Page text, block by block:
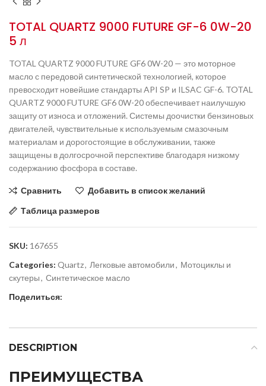
TOTAL QUARTZ 9000 FUTURE GF-6 0W-20
5 л
TOTAL QUARTZ 9000 FUTURE GF6 0W-20 — это моторное
масло с передовой синтетической технологией, которое
превосходит новейшие стандарты API SP и ILSAC GF-6. TOTAL
QUARTZ 9000 FUTURE GF6 0W-20 обеспечивает наилучшую
защиту от износа и отложений. Системы доочистки бензиновых
двигателей, чувствительные к используемым смазочным
материалам и дорогостоящие в обслуживании, также
защищены в долгосрочной перспективе благодаря низкому
содержанию фосфора в составе.
Сравнить
Добавить в список желаний
Таблица размеров
SKU: 167655
Categories: Quartz, Легковые автомобили, Мотоциклы и
скутеры, Синтетическое масло
Поделиться:
DESCRIPTION
ПРЕИМУЩЕСТВА